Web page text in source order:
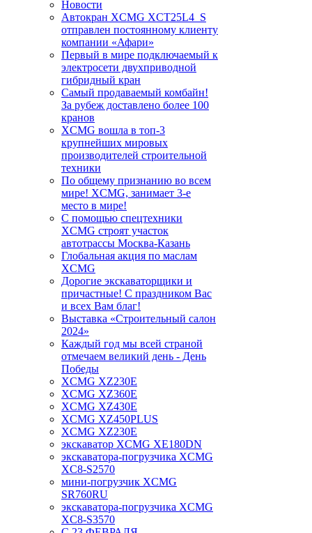
Новости
Автокран XCMG XCT25L4_S
отправлен постоянному клиенту
компании «Афари»
Первый в мире подключаемый к
электросети двухприводной
гибридный кран
Самый продаваемый комбайн!
За рубеж доставлено более 100
кранов
XCMG вошла в топ-3
крупнейших мировых
производителей строительной
техники
По общему признанию во всем
мире! XCMG, занимает 3-е
место в мире!
С помощью спецтехники
XCMG строят участок
автотрассы Москва-Казань
Глобальная акция по маслам
XCMG
Дорогие экскаваторщики и
причастные! С праздником Вас
и всех Вам благ!
Выставка «Строительный салон
2024»
Каждый год мы всей страной
отмечаем великий день - День
Победы
XCMG XZ230E
XCMG XZ360E
XCMG XZ430E
XCMG XZ450PLUS
XCMG XZ230E
экскаватор XCMG XE180DN
экскаватора-погрузчика XCMG
XC8-S2570
мини-погрузчик XCMG
SR760RU
экскаватора-погрузчика XCMG
XC8-S3570